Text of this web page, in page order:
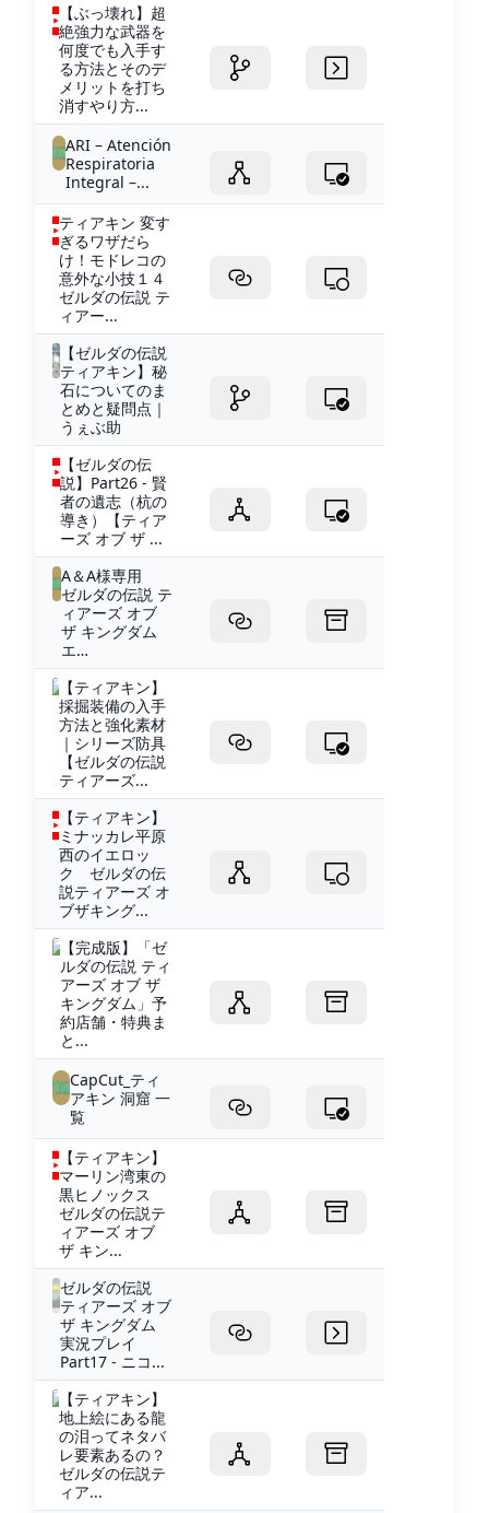
【ぶっ壊れ】超
絶強力な武器を
何度でも入手す
る方法とそのデ
メリットを打ち
消すやり方...
ARI – Atención
Respiratoria
Integral –...
ティアキン 変す
ぎるワザだら
け！モドレコの
意外な小技１４
ゼルダの伝説 テ
ィアー...
【ゼルダの伝説
ティアキン】秘
石についてのま
とめと疑問点｜
うぇぶ助
【ゼルダの伝
説】Part26 - 賢
者の遺志（杭の
導き）【ティア
ーズ オブ ザ ...
A＆A様専用
ゼルダの伝説 テ
ィアーズ オブ
ザ キングダム
エ…
【ティアキン】
採掘装備の入手
方法と強化素材
｜シリーズ防具
【ゼルダの伝説
ティアーズ...
【ティアキン】
ミナッカレ平原
西のイエロッ
ク ゼルダの伝
説ティアーズ オ
ブザキング...
【完成版】「ゼ
ルダの伝説 ティ
アーズ オブ ザ
キングダム」予
約店舗・特典ま
と...
CapCut_ティ
アキン 洞窟 一
覧
【ティアキン】
マーリン湾東の
黒ヒノックス
ゼルダの伝説テ
ィアーズ オブ
ザ キン...
ゼルダの伝説
ティアーズ オブ
ザ キングダム
実況プレイ
Part17 - ニコ...
【ティアキン】
地上絵にある龍
の泪ってネタバ
レ要素あるの？
ゼルダの伝説テ
ィア...